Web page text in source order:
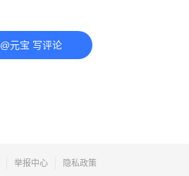
@元宝 写评论
举报中心 隐私政策